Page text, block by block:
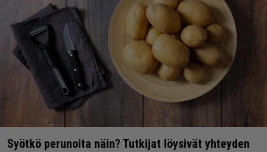
Syötkö perunoita näin? Tutkijat löysivät yhteyden